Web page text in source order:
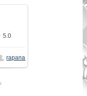
5.0
rapana